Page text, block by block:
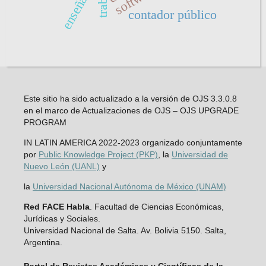
contador público
Este sitio ha sido actualizado a la versión de OJS 3.3.0.8
en el marco de Actualizaciones de OJS – OJS UPGRADE
PROGRAM
IN LATIN AMERICA 2022-2023 organizado conjuntamente
por Public Knowledge Project (PKP) , la Universidad de
Nuevo León (UANL) y
la Universidad Nacional Autónoma de México (UNAM)
Red FACE Habla. Facultad de Ciencias Económicas,
Jurídicas y Sociales.
Universidad Nacional de Salta. Av. Bolivia 5150. Salta,
Argentina.